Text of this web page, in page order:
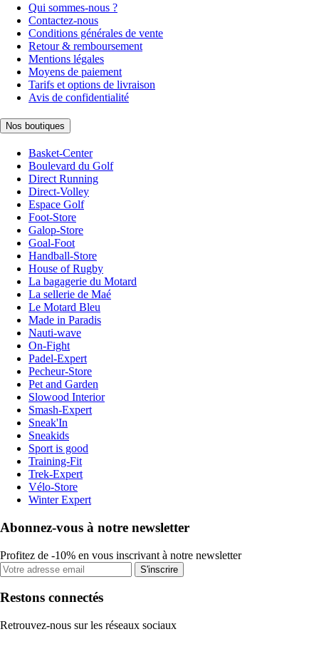
Qui sommes-nous ?
Contactez-nous
Conditions générales de vente
Retour & remboursement
Mentions légales
Moyens de paiement
Tarifs et options de livraison
Avis de confidentialité
Nos boutiques
Basket-Center
Boulevard du Golf
Direct Running
Direct-Volley
Espace Golf
Foot-Store
Galop-Store
Goal-Foot
Handball-Store
House of Rugby
La bagagerie du Motard
La sellerie de Maé
Le Motard Bleu
Made in Paradis
Nauti-wave
On-Fight
Padel-Expert
Pecheur-Store
Pet and Garden
Slowood Interior
Smash-Expert
Sneak'In
Sneakids
Sport is good
Training-Fit
Trek-Expert
Vélo-Store
Winter Expert
Abonnez-vous à notre newsletter
Profitez de -10% en vous inscrivant à notre newsletter
S'inscrire
Restons connectés
Retrouvez-nous sur les réseaux sociaux